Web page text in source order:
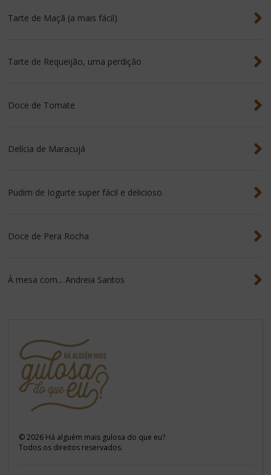
Tarte de Maçã (a mais fácil)
Tarte de Requeijão, uma perdição
Doce de Tomate
Delícia de Maracujá
Pudim de Iogurte super fácil e delicioso
Doce de Pera Rocha
À mesa com... Andreia Santos
©2026 Há alguém mais gulosa do que eu?
Todos os direitos reservados.